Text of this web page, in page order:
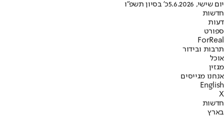
יום שישי, 5.6.2026
כ' בסיון תשפ"ו
חדשות
דעות
ספורט
ForReal
תרבות ובידור
אוכל
מגזין
אנחנו מגייסים
English
X
חדשות
בארץ